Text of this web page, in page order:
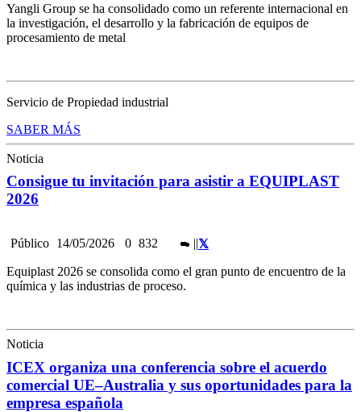
Yangli Group se ha consolidado como un referente internacional en
la investigación, el desarrollo y la fabricación de equipos de
procesamiento de metal
Servicio de Propiedad industrial
SABER MÁS
Noticia
Consigue tu invitación para asistir a EQUIPLAST
2026
Público 14/05/2026 0 832 ||
Equiplast 2026 se consolida como el gran punto de encuentro de la
química y las industrias de proceso.
Noticia
ICEX organiza una conferencia sobre el acuerdo
comercial UE–Australia y sus oportunidades para la
empresa española